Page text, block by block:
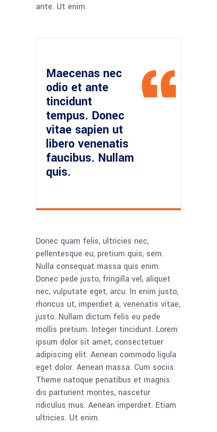
ante. Ut enim.
Maecenas nec
odio et ante
tincidunt
tempus. Donec
vitae sapien ut
libero venenatis
faucibus. Nullam
quis.
Donec quam felis, ultricies nec,
pellentesque eu, pretium quis, sem.
Nulla consequat massa quis enim.
Donec pede justo, fringilla vel, aliquet
nec, vulputate eget, arcu. In enim justo,
rhoncus ut, imperdiet a, venenatis vitae,
justo. Nullam dictum felis eu pede
mollis pretium. Integer tincidunt. Lorem
ipsum dolor sit amet, consectetuer
adipiscing elit. Aenean commodo ligula
eget dolor. Aenean massa. Cum sociis
Theme natoque penatibus et magnis
dis parturient montes, nascetur
ridiculus mus. Aenean imperdiet. Etiam
ultricies. Ut enim.